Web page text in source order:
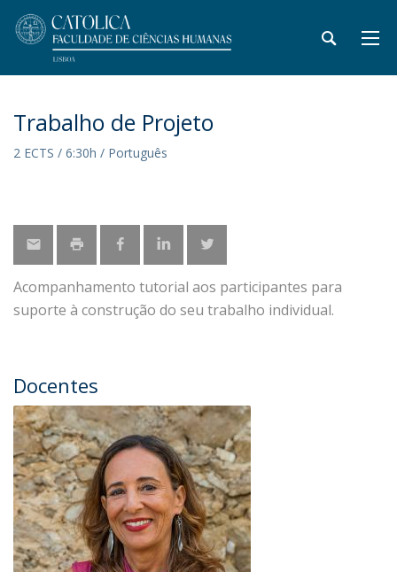
Trabalho de Projeto
2 ECTS / 6:30h / Português
Acompanhamento tutorial aos participantes para
suporte à construção do seu trabalho individual.
Docentes